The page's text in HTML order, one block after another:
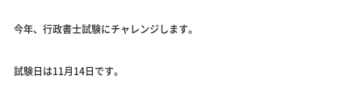
今年、行政書士試験にチャレンジします。
試験日は11月14日です。